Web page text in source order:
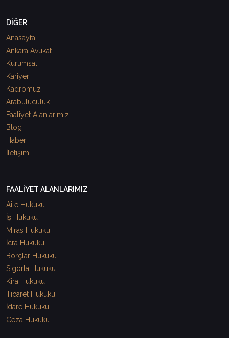
DİĞER
Anasayfa
Ankara Avukat
Kurumsal
Kariyer
Kadromuz
Arabuluculuk
Faaliyet Alanlarımız
Blog
Haber
İletişim
FAALİYET ALANLARIMIZ
Aile Hukuku
İş Hukuku
Miras Hukuku
İcra Hukuku
Borçlar Hukuku
Sigorta Hukuku
Kira Hukuku
Ticaret Hukuku
İdare Hukuku
Ceza Hukuku